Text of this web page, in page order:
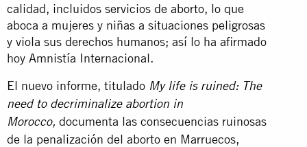
calidad, incluidos servicios de aborto, lo que
aboca a mujeres y niñas a situaciones peligrosas
y viola sus derechos humanos; así lo ha afirmado
hoy Amnistía Internacional.
El nuevo informe, titulado My life is ruined: The
need to decriminalize abortion in
Morocco, documenta las consecuencias ruinosas
de la penalización del aborto en Marruecos,